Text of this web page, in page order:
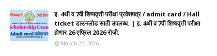
इ. 4थी व 7वी शिष्यवृत्ती परीक्षा प्रवेशपत्र / admit card / Hall
ticket डाउनलोड साठी उपलब्ध. | इ. 4थी व 7वी शिष्यवृत्ती परीक्षा
होणार 26 एप्रिल 2026 रोजी.
March 27, 2026